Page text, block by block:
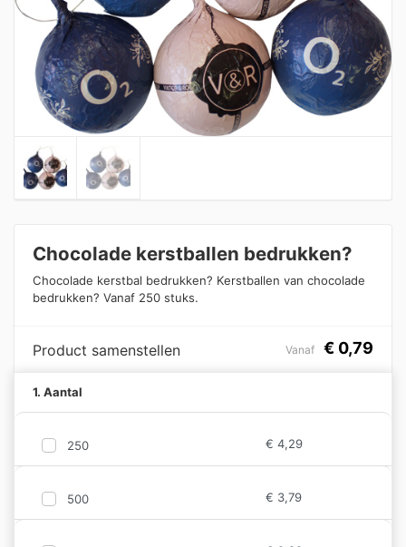
Chocolade kerstballen bedrukken?
Chocolade kerstbal bedrukken? Kerstballen van chocolade
bedrukken? Vanaf 250 stuks.
Product samenstellen Vanaf € 0,79
1. Aantal
250 € 4,29
500 € 3,79